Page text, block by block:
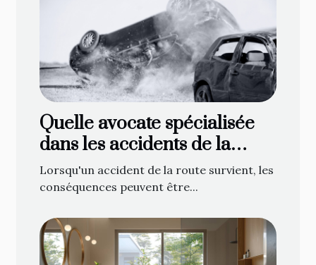
Quelle avocate spécialisée
dans les accidents de la
route contacter à Gap ?
Lorsqu'un accident de la route survient, les
conséquences peuvent être...